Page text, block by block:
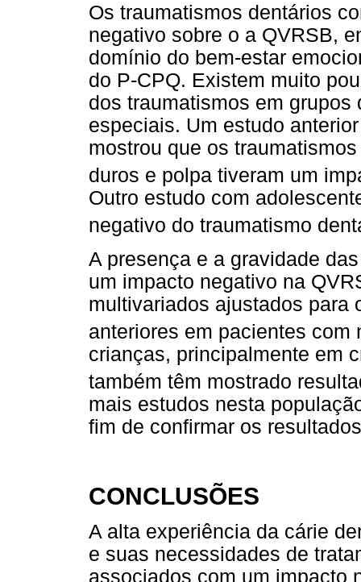
Os traumatismos dentários
negativo sobre o a QVRSB,
domínio do bem-estar
do P-CPQ. Existem muito
dos traumatismos em
especiais. Um estudo
mostrou que os
duros e polpa tiveram um
Outro estudo com
negativo do traumatismo
A presença e a gravidade
um impacto negativo na
multivariados ajustados para
anteriores em pacientes
crianças, principalmente em
também têm mostrado
mais estudos nesta
fim de confirmar os
CONCLUSÕES
A alta experiência da cárie
e suas necessidades de
associados com um impacto